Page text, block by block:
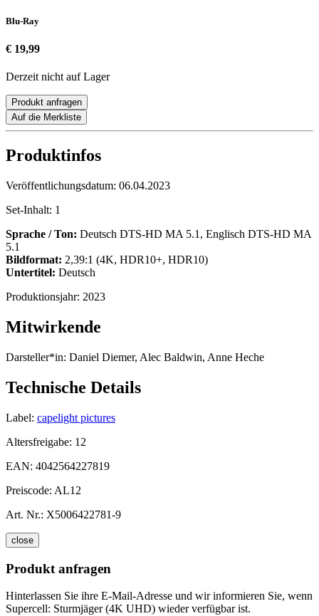
Blu-Ray
€ 19,99
Derzeit nicht auf Lager
Produkt anfragen
Auf die Merkliste
Produktinfos
Veröffentlichungsdatum: 06.04.2023
Set-Inhalt: 1
Sprache / Ton: Deutsch DTS-HD MA 5.1, Englisch DTS-HD MA
5.1
Bildformat: 2,39:1 (4K, HDR10+, HDR10)
Untertitel: Deutsch
Produktionsjahr: 2023
Mitwirkende
Darsteller*in: Daniel Diemer, Alec Baldwin, Anne Heche
Technische Details
Label: capelight pictures
Altersfreigabe: 12
EAN: 4042564227819
Preiscode: AL12
Art. Nr.: X5006422781-9
close
Produkt anfragen
Hinterlassen Sie ihre E-Mail-Adresse und wir informieren Sie, wenn
Supercell: Sturmjäger (4K UHD) wieder verfügbar ist.